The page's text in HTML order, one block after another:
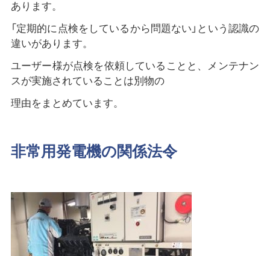
あります。
「定期的に点検をしているから問題ない」という認識の
違いがあります。
ユーザー様が点検を依頼していることと、メンテナン
スが実施されていることは別物の
理由をまとめています。
非常用発電機の関係法令